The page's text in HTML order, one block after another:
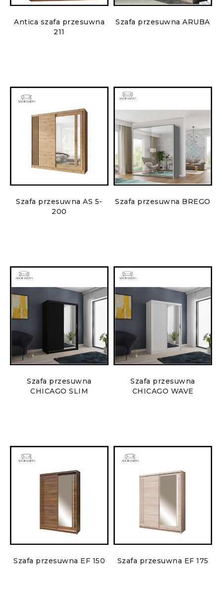
Antica szafa przesuwna
211
Szafa przesuwna ARUBA
Szafa przesuwna AS 5-
200
Szafa przesuwna BREGO
Szafa przesuwna
CHICAGO SLIM
Szafa przesuwna
CHICAGO WAVE
Szafa przesuwna EF 150 Szafa przesuwna EF 175